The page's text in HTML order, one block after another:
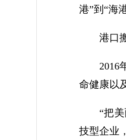
港”到“海
港口
2016
命健康以
“把
技型企业